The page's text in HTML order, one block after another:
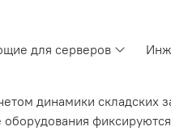
для серверов
динамики складских